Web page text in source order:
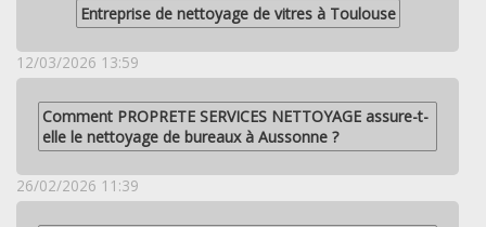
Entreprise de nettoyage de vitres à Toulouse
12/03/2026 13:59
Comment PROPRETE SERVICES NETTOYAGE assure-t-
elle le nettoyage de bureaux à Aussonne ?
26/02/2026 11:39